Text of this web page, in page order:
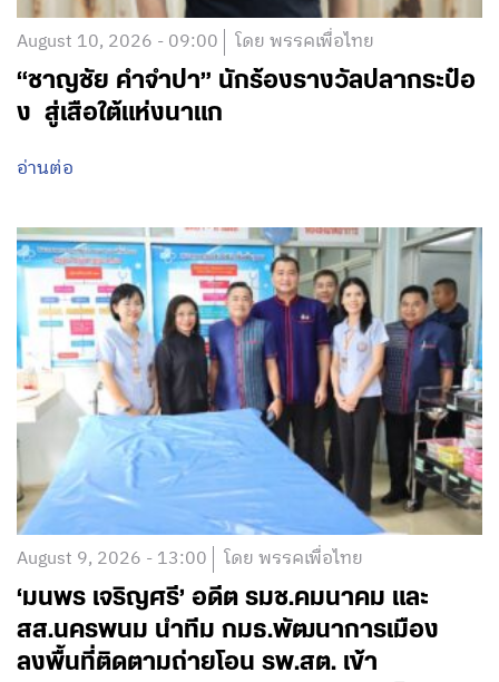
August 10, 2026 - 09:00 โดย พรรคเพื่อไทย
“ชาญชัย คำจำปา” นักร้องรางวัลปลากระป๋อ
ง สู่เสือใต้แห่งนาแก
อ่านต่อ
August 9, 2026 - 13:00 โดย พรรคเพื่อไทย
‘มนพร เจริญศรี’ อดีต รมช.คมนาคม และ
สส.นครพนม นำทีม กมธ.พัฒนาการเมือง
ลงพื้นที่ติดตามถ่ายโอน รพ.สต. เข้า